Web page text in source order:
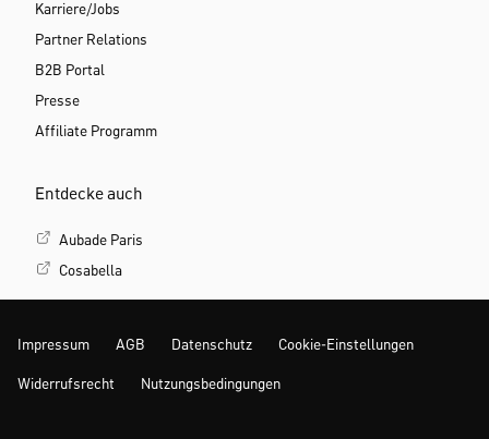
Karriere/Jobs
Partner Relations
B2B Portal
Presse
Affiliate Programm
Entdecke auch
Aubade Paris
Cosabella
Impressum AGB Datenschutz Cookie-Einstellungen
Widerrufsrecht Nutzungsbedingungen